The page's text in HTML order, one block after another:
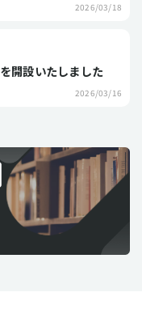
2026/03/18
開設いたしました
2026/03/16